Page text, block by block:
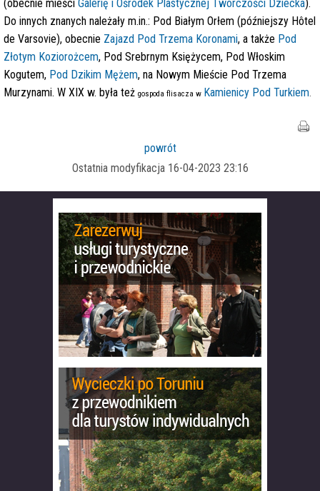
(obecnie mieści Galerię i Ośrodek Plastycznej Twórczości Dziecka).
Do innych znanych należały m.in.: Pod Białym Orłem (późniejszy Hôtel
de Varsovie), obecnie Zajazd Pod Trzema Koronami, a także Pod
Złotym Koziorożcem, Pod Srebrnym Księżycem, Pod Włoskim
Kogutem, Pod Dzikim Mężem, na Nowym Mieście Pod Trzema
Murzynami. W XIX w. była też gospoda flisacza w Kamienicy Pod Turkiem.
powrót
Ostatnia modyfikacja 16-04-2023 23:16